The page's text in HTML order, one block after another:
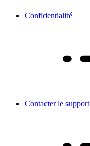
Confidentialité
Contacter le support